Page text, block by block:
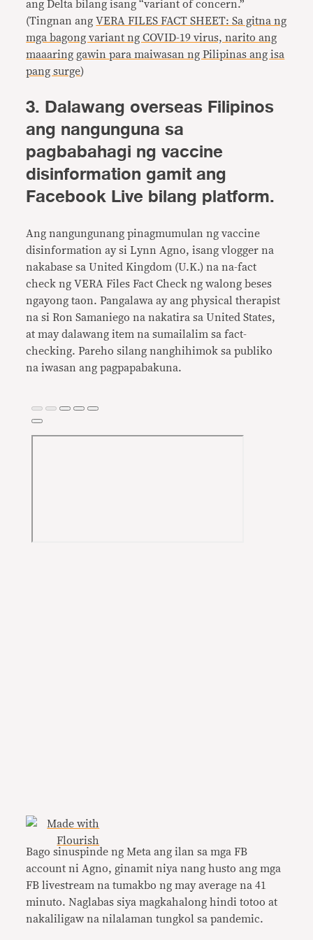
ang Delta bilang isang “variant of concern.”
(Tingnan angVERA FILES FACT SHEET: Sa gitna ng
mga bagong variant ng COVID-19 virus, narito ang
maaaring gawin para maiwasan ng Pilipinas ang isa
pang surge)
3. Dalawang overseas Filipinos
ang nangunguna sa
pagbabahagi ng vaccine
disinformation gamit ang
Facebook Live bilang platform.
Ang nangungunang pinagmumulan ng vaccine
disinformation ay si Lynn Agno, isang vlogger na
nakabase sa United Kingdom (U.K.) na na-fact
check ng VERA Files Fact Check ng walong beses
ngayong taon. Pangalawa ay ang physical therapist
na si Ron Samaniego na nakatira sa United States,
at may dalawang item na sumailalim sa fact-
checking. Pareho silang nanghihimok sa publiko
na iwasan ang pagpapabakuna.
Bago sinuspinde ng Meta ang ilan sa mga FB
account ni Agno, ginamit niya nang husto ang mga
FB livestream na tumakbo ng may average na 41
minuto. Naglabas siya magkahalong hindi totoo at
nakaliligaw na nilalaman tungkol sa pandemic.